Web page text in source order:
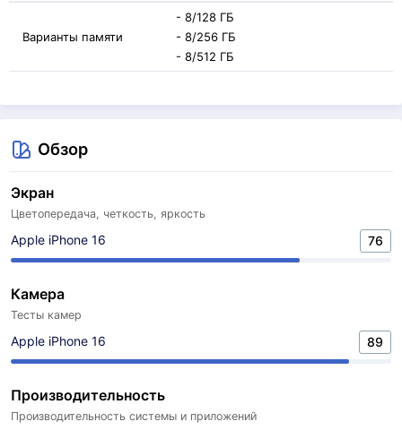
Варианты памяти
- 8/128 ГБ
- 8/256 ГБ
- 8/512 ГБ
Обзор
Экран
Цветопередача, четкость, яркость
Apple iPhone 16 76
Камера
Тесты камер
Apple iPhone 16 89
Производительность
Производительность системы и приложений